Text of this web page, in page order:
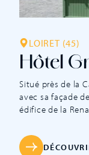
LOIRET (45)
Hôtel
Situé près de la
avec sa façade
édifice de la
à l’architecte
Henri III et Henri